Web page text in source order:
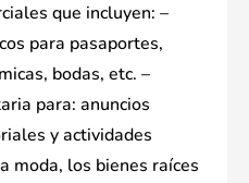
que incluyen: –
para pasaportes,
bodas, etc. –
para: anuncios
y actividades
moda, los bienes raíces